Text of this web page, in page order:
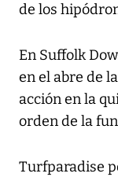
de los
En Suffolk
en el abre de
acción en la
orden de la
Turfparadise